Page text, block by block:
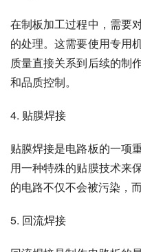
在制板加工过程中，需要
的处理。这需要使用专用
质量直接关系到后续的制
和品质控制。
4. 贴膜焊接
贴膜焊接是电路板的一项
用一种特殊的贴膜技术来
的电路不仅不会被污染，
5. 回流焊接